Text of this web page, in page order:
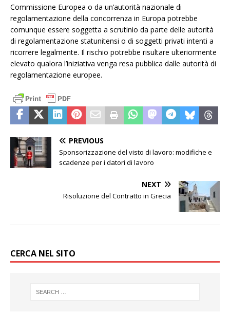
Commissione Europea o da un’autorità nazionale di
regolamentazione della concorrenza in Europa potrebbe
comunque essere soggetta a scrutinio da parte delle autorità
di regolamentazione statunitensi o di soggetti privati intenti a
ricorrere legalmente. Il rischio potrebbe risultare ulteriormente
elevato qualora l’iniziativa venga resa pubblica dalle autorità di
regolamentazione europee.
PREVIOUS
Sponsorizzazione del visto di lavoro: modifiche e
scadenze per i datori di lavoro
NEXT
Risoluzione del Contratto in Grecia
CERCA NEL SITO